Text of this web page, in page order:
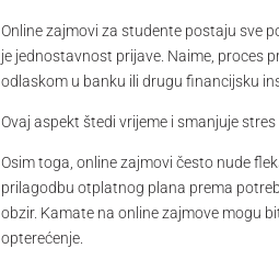
Online zajmovi za studente postaju sve
je jednostavnost prijave. Naime, proces
odlaskom u banku ili drugu financijsku
Ovaj aspekt štedi vrijeme i smanjuje
Osim toga, online zajmovi često nude
prilagodbu otplatnog plana prema
obzir. Kamate na online zajmove mogu
opterećenje.